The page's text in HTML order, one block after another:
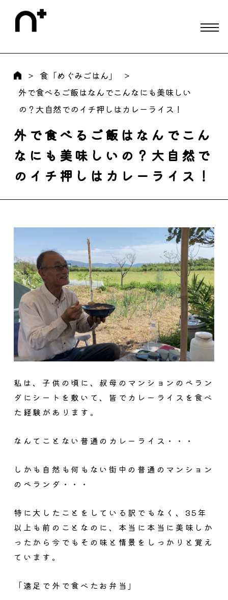
食「めぐみごはん」
外で食べるご飯はなんでこんなにも美味しい
の？大自然でのイチ押しはカレーライス！
外で食べるご飯はなんでこん
なにも美味しいの？大自然で
のイチ押しはカレーライス！
私は、子供の頃に、叔母のマンションのベラン
ダにシートを敷いて、皆でカレーライスを食べ
た経験があります。
なんてことない普通のカレーライス・・・
しかも自然も何もない街中の普通のマンション
のベランダ・・・
特に大したことをしている訳でもなく、35年
以上も前のことなのに、本当に本当に美味しか
ったから今でもその味と情景をしっかりと覚え
ています。
「遠足で外で食べたお弁当」